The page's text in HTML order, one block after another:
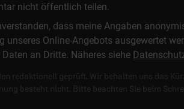
nicht öffentlich teilen.
dass meine Angaben
unseres Online-Angebots ausgewertet
Daten an Dritte. Näheres siehe
redaktionell geprüft. Wir behalten uns das
besteht nicht. Bitte beachten Sie beim